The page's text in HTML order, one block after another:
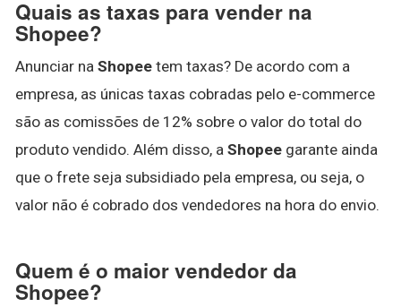
Quais as taxas para vender na
Shopee?
Anunciar na Shopee tem taxas? De acordo com a
empresa, as únicas taxas cobradas pelo e-commerce
são as comissões de 12% sobre o valor do total do
produto vendido. Além disso, a Shopee garante ainda
que o frete seja subsidiado pela empresa, ou seja, o
valor não é cobrado dos vendedores na hora do envio.
Quem é o maior vendedor da
Shopee?